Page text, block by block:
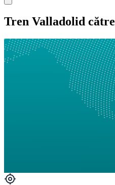
Tren Valladolid